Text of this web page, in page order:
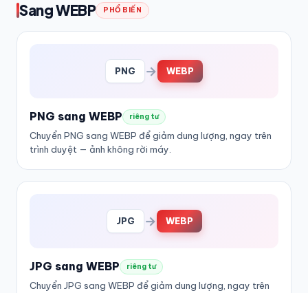
Sang WEBP PHỔ BIẾN
PNG → WEBP
PNG sang WEBP riêng tư
Chuyển PNG sang WEBP để giảm dung lượng, ngay trên
trình duyệt — ảnh không rời máy.
JPG → WEBP
JPG sang WEBP riêng tư
Chuyển JPG sang WEBP để giảm dung lượng, ngay trên